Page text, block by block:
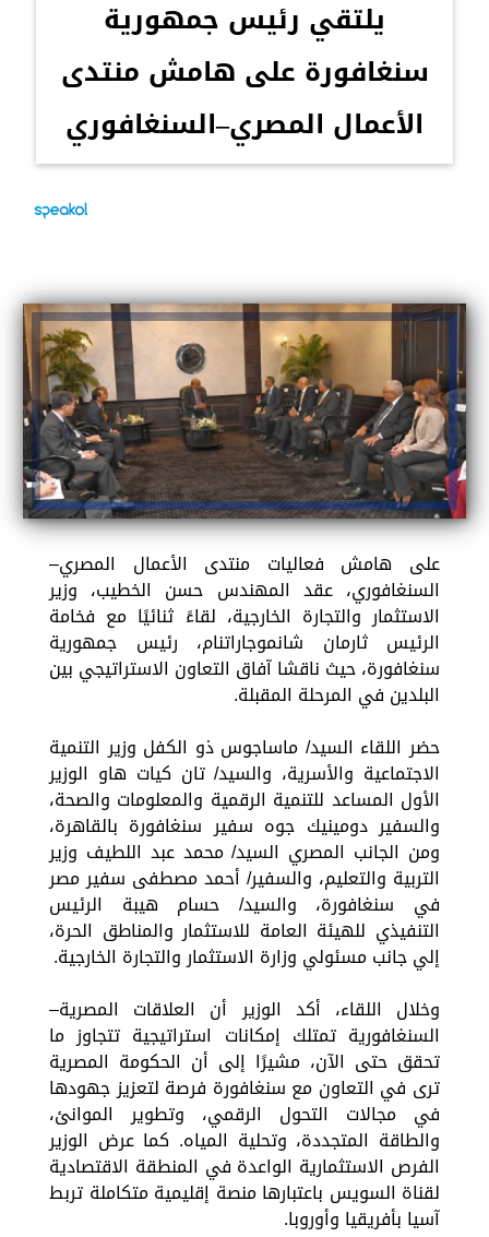
يلتقي رئيس جمهورية
سنغافورة على هامش منتدى
الأعمال المصري–السنغافوري
على هامش فعاليات منتدى الأعمال المصري–
السنغافوري، عقد المهندس حسن الخطيب، وزير
الاستثمار والتجارة الخارجية، لقاءً ثنائيًا مع فخامة
الرئيس ثارمان شانموجاراتنام، رئيس جمهورية
سنغافورة، حيث ناقشا آفاق التعاون الاستراتيجي بين
البلدين في المرحلة المقبلة.
حضر اللقاء السيد/ ماساجوس ذو الكفل وزير التنمية
الاجتماعية والأسرية، والسيد/ تان كيات هاو الوزير
الأول المساعد للتنمية الرقمية والمعلومات والصحة،
والسفير دومينيك جوه سفير سنغافورة بالقاهرة،
ومن الجانب المصري السيد/ محمد عبد اللطيف وزير
التربية والتعليم، والسفير/ أحمد مصطفى سفير مصر
في سنغافورة، والسيد/ حسام هيبة الرئيس
التنفيذي للهيئة العامة للاستثمار والمناطق الحرة،
إلي جانب مسئولي وزارة الاستثمار والتجارة الخارجية.
وخلال اللقاء، أكد الوزير أن العلاقات المصرية–
السنغافورية تمتلك إمكانات استراتيجية تتجاوز ما
تحقق حتى الآن، مشيرًا إلى أن الحكومة المصرية
ترى في التعاون مع سنغافورة فرصة لتعزيز جهودها
في مجالات التحول الرقمي، وتطوير الموانئ،
والطاقة المتجددة، وتحلية المياه. كما عرض الوزير
الفرص الاستثمارية الواعدة في المنطقة الاقتصادية
لقناة السويس باعتبارها منصة إقليمية متكاملة تربط
آسيا بأفريقيا وأوروبا.